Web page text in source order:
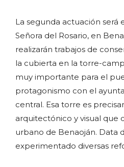
La segunda actuación será
Señora del Rosario, en
realizarán trabajos de
la cubierta en la torre-
muy importante para el
protagonismo con el
central. Esa torre es
arquitectónico y visual que
urbano de Benaoján. Data
experimentado diversas